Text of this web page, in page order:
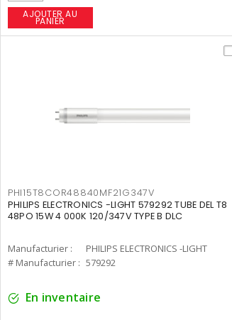
AJOUTER AU
PANIER
PHI15T8COR48840MF21G347V
PHILIPS ELECTRONICS -LIGHT 579292 TUBE DEL T8
48PO 15W 4 000K 120/347V TYPE B DLC
Manufacturier :
PHILIPS ELECTRONICS -LIGHT
# Manufacturier : 579292
En inventaire